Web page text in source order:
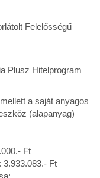
Felelősségű
Plusz Hitelprogram
a saját anyagos
(alapanyag)
Ft
Ft